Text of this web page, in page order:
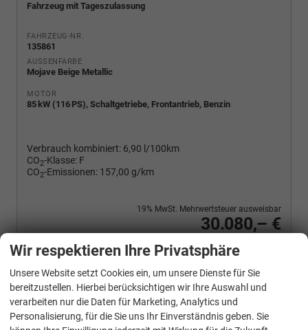
Fahrzeug mit Tageszulassung
FAHRZEUG-NR.
135861
AUSSENFARBE
Mojave Beige Metallic
MOTOR
85 kW (116 PS), Schaltgetriebe, Frontantrieb, Benzin
Verbrauch kombiniert: 6,90 l/100km
CO2-Klasse: F
CO2-Emissionen: 157,00 g/km
30.080,– €
19% MwSt. Mehrwertsteuer ausweisbar
Wir rufen Sie an
PDF-Fahrzeugexposé drucken
Fahrzeug drucken, parken oder vergleichen
Volkswagen Caddy
Basis 2.0TDI ACC Kam GV5 App
Wir respektieren Ihre Privatsphäre
Unsere Website setzt Cookies ein, um unsere Dienste für Sie
bereitzustellen. Hierbei berücksichtigen wir Ihre Auswahl und
verarbeiten nur die Daten für Marketing, Analytics und
Personalisierung, für die Sie uns Ihr Einverständnis geben. Sie